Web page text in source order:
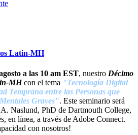
Latin-MH
a las 10 am EST, nuestro Décimo
MHcon el tema "Tecnología Digital
Temprana entre las Personas que
Graves". Este seminario será
Naslund, PhD de Dartmouth College,
en línea, a través de Adobe Connect.
con nosotros!